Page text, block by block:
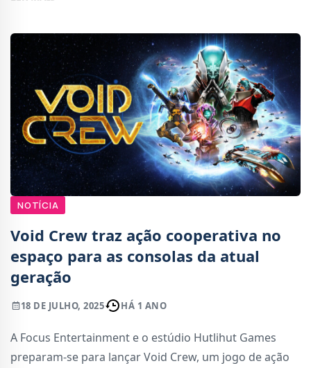
NOTÍCIA
Void Crew traz ação cooperativa no
espaço para as consolas da atual
geração
18 DE JULHO, 2025 HÁ 1 ANO
A Focus Entertainment e o estúdio Hutlihut Games
preparam-se para lançar Void Crew, um jogo de ação